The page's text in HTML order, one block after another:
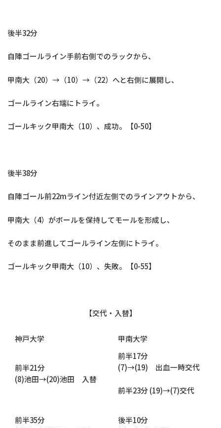
後半32分
自陣ゴールライン手前右側でのラックから、
甲南大（20）→（10）→（22）へと右側に展開し、
ゴールライン右端にトライ。
ゴールキック甲南大（10）、成功。【0-50】
後半38分
自陣ゴール前22mライン付近左側でのラインアウトから、
甲南大（4）がボールを保持してモールを形成し、
そのまま前進してゴールライン左側にトライ。
ゴールキック甲南大（10）、失敗。【0-55】
【交代・入替】
神戸大学 甲南大学
前半21分
(8)池田→(20)池田 入替
前半17分
(7)→(19) 出血一時交代
前半23分 (19)→(7)交代
前半35分
後半10分